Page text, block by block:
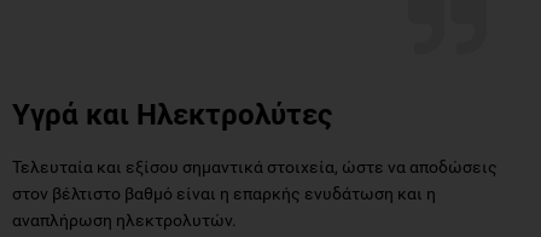
Υγρά και Ηλεκτρολύτες
Τελευταία και εξίσου σημαντικά στοιχεία, ώστε να αποδώσεις
στον βέλτιστο βαθμό είναι η επαρκής ενυδάτωση και η
αναπλήρωση ηλεκτρολυτών.